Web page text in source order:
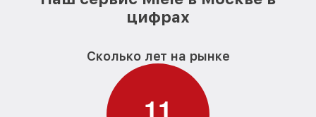
цифрах
Сколько лет на рынке
11